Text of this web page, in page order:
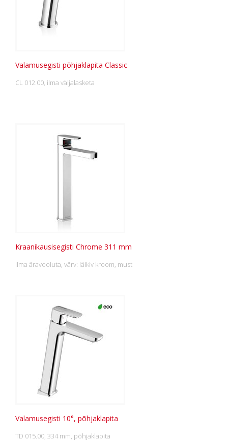
Valamusegisti põhjaklapita Classic
CL 012.00, ilma väljalasketa
Kraanikausisegisti Chrome 311 mm
ilma äravooluta, värv: läikiv kroom, must
Valamusegisti 10°, põhjaklapita
TD 015.00, 334 mm, põhjaklapita